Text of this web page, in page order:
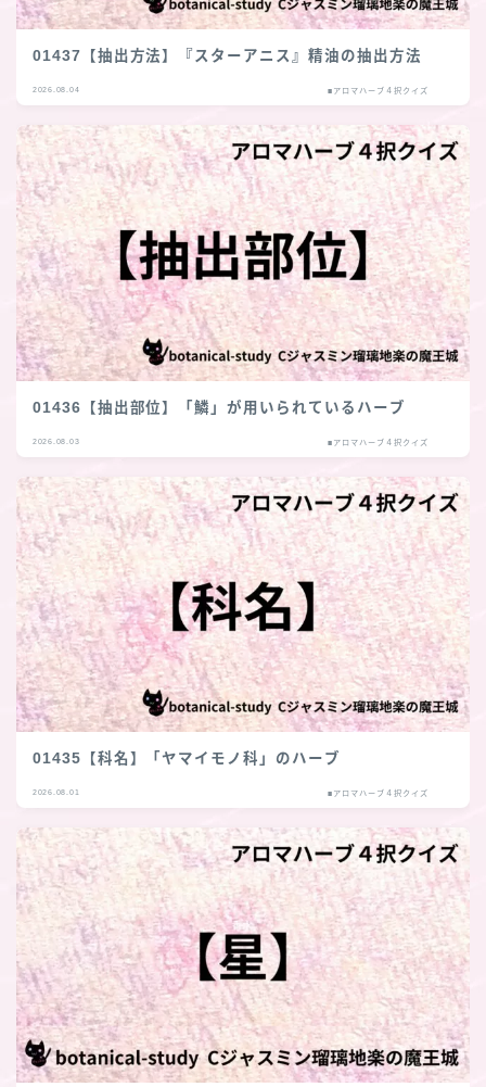
01437【抽出方法】『スターアニス』精油の抽出方法
2026.08.04 ■アロマハーブ４択クイズ
01436【抽出部位】「鱗」が用いられているハーブ
2026.08.03 ■アロマハーブ４択クイズ
01435【科名】「ヤマイモノ科」のハーブ
2026.08.01 ■アロマハーブ４択クイズ